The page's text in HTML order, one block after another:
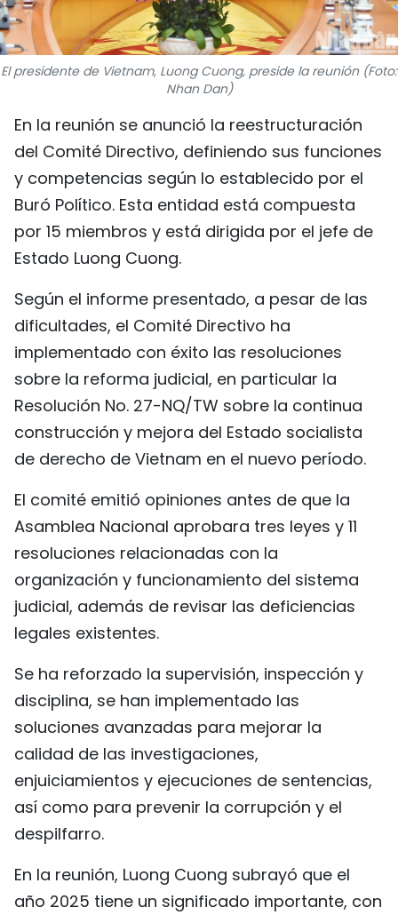
TIẾNG VIỆT
ENGLISH
中文
FRANÇAIS
РУССКИЙ
El presidente de Vietnam, Luong Cuong, preside la reunión (Foto:
Nhan Dan)
En la reunión se anunció la reestructuración
del Comité Directivo, definiendo sus funciones
y competencias según lo establecido por el
Buró Político. Esta entidad está compuesta
por 15 miembros y está dirigida por el jefe de
Estado Luong Cuong.
Según el informe presentado, a pesar de las
dificultades, el Comité Directivo ha
implementado con éxito las resoluciones
sobre la reforma judicial, en particular la
Resolución No. 27-NQ/TW sobre la continua
construcción y mejora del Estado socialista
de derecho de Vietnam en el nuevo período.
El comité emitió opiniones antes de que la
Asamblea Nacional aprobara tres leyes y 11
resoluciones relacionadas con la
organización y funcionamiento del sistema
judicial, además de revisar las deficiencias
legales existentes.
Se ha reforzado la supervisión, inspección y
disciplina, se han implementado las
soluciones avanzadas para mejorar la
calidad de las investigaciones,
enjuiciamientos y ejecuciones de sentencias,
así como para prevenir la corrupción y el
despilfarro.
En la reunión, Luong Cuong subrayó que el
año 2025 tiene un significado importante, con